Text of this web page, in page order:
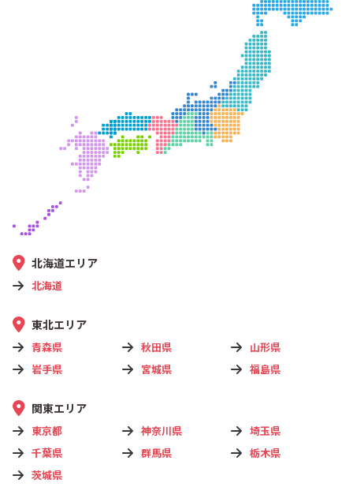
北海道エリア
北海道
東北エリア
青森県 秋田県
山形県
岩手県
宮城県 福島県
関東エリア
東京都 神奈川県
埼玉県
千葉県
群馬県
栃木県
茨城県